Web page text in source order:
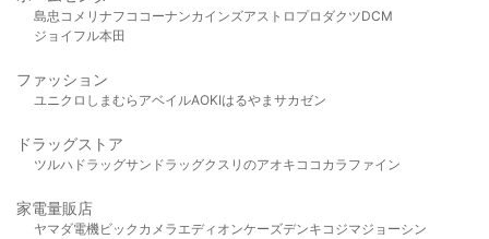
島忠 コメリ ナフコ コーナンカインズアストロプロダクツDCM
ジョイフル本田
ファッション
ユニクロ しまむら アベイルAOKIはるやま サカゼン
ドラッグストア
ツルハドラッグサンドラッグクスリのアオキ ココカラファイン
家電量販店
ヤマダ電機ビックカメラ エディオンケーズデンキ コジマジョーシン